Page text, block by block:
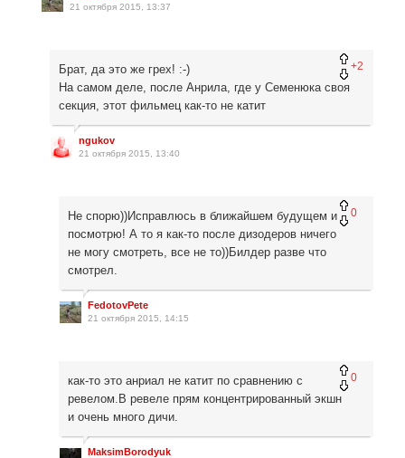
21 октября 2015, 13:37
+2
Брат, да это же грех! :-)
На самом деле, после Анрила, где у Семенюка своя
секция, этот фильмец как-то не катит
ngukov
21 октября 2015, 13:40
0
Не спорю))Исправлюсь в ближайшем будущем и
посмотрю! А то я как-то после дизодеров ничего
не могу смотреть, все не то))Билдер разве что
смотрел.
FedotovPete
21 октября 2015, 14:15
0
как-то это анриал не катит по сравнению с
ревелом.В ревеле прям концентрированный экшн
и очень много дичи.
MaksimBorodyuk